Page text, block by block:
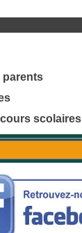
parents
scolaires